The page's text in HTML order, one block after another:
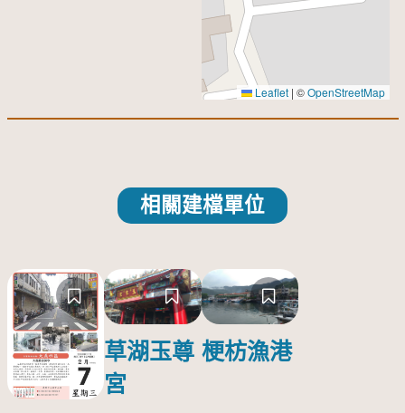
Leaflet | ©OpenStreetMap
相關建檔單位
草湖玉尊
宮
梗枋漁港